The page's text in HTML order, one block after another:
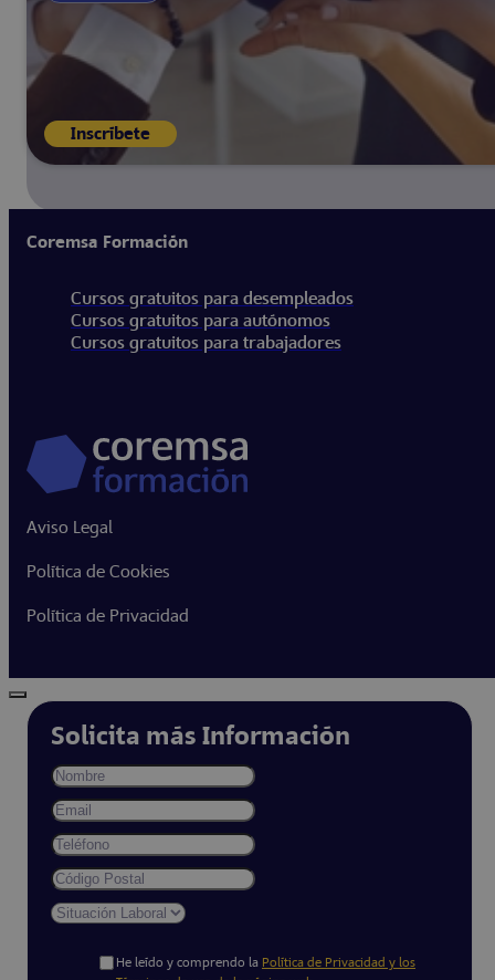
Inscríbete
Coremsa Formación
Cursos gratuitos para desempleados
Cursos gratuitos para autónomos
Cursos gratuitos para trabajadores
Aviso Legal
Política de Cookies
Política de Privacidad
Solicita más Información
He leído y comprendo la Política de Privacidad y los